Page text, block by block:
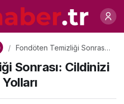
Fondöten Temizliği Sonrası:
Yolları
Sonrası: Cildinizi
0 Paylaş